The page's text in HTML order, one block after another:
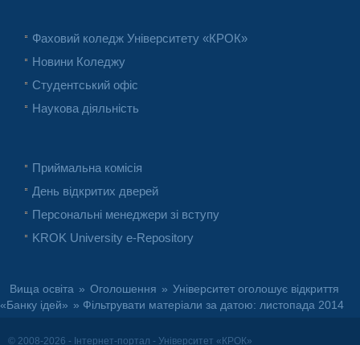
Фаховий коледж Університету «КРОК»
Новини Коледжу
Студентський офіс
Наукова діяльність
Приймальна комісія
День відкритих дверей
Персональні менеджери зі вступу
KROK University e-Repository
Вища освіта » Оголошення » Університет оголошує відкриття
«Банку ідей» » Фільтрувати матеріали за датою: листопада 2014
© 2008-2026 - Інтернет-портал - Університет «КРОК»